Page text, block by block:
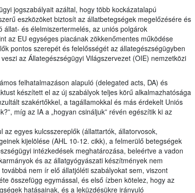
jogszabályait azáltal, hogy több kockázatalapú
eszközöket biztosít az állatbetegségek megelőzésére és
és élelmiszertermelés, az uniós polgárok
az EU egységes piacának zökkenőmentes működése
pontos szerepét és felelősségét az állategészségügyben
az Állategészségügyi Világszervezet (OIE) nemzetközi
felhatalmazáson alapuló (delegated acts, DA) és
készített el az új szabályok teljes körű alkalmazhatósága
szakértőkkel, a tagállamokkal és más érdekelt Uniós
míg az IA a „hogyan csináljuk” révén egészítik ki az
az egyes kulcsszereplők (állattartók, állatorvosok,
kijelölése (AHL 10-12. cikk), a felmerülő betegségek
intézkedések meghatározása, beleértve a vadon
és az állatgyógyászati készítmények nem
nem ír elő állatjóléti szabályokat sem, viszont
összefügg egymással, és első ízben kötelez, hogy az
hatásainak, és a leküzdésükre irányuló